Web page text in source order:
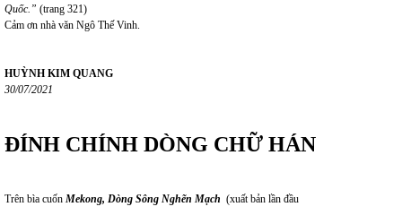
Quốc.” (trang 321)
Cảm ơn nhà văn Ngô Thế Vinh.
HUỲNH KIM QUANG
30/07/2021
ĐÍNH CHÍNH DÒNG CHỮ HÁN
Trên bìa cuốn Mekong, Dòng Sông Nghẽn Mạch (xuất bản lần đầu